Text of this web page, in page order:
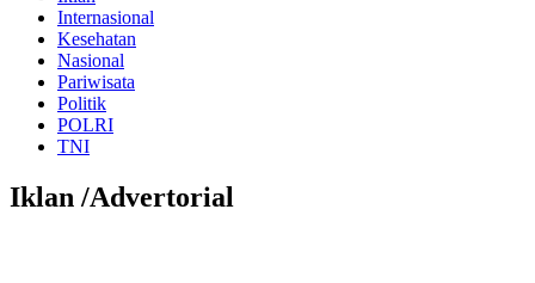
Internasional
Kesehatan
Nasional
Pariwisata
Politik
POLRI
TNI
Iklan /Advertorial